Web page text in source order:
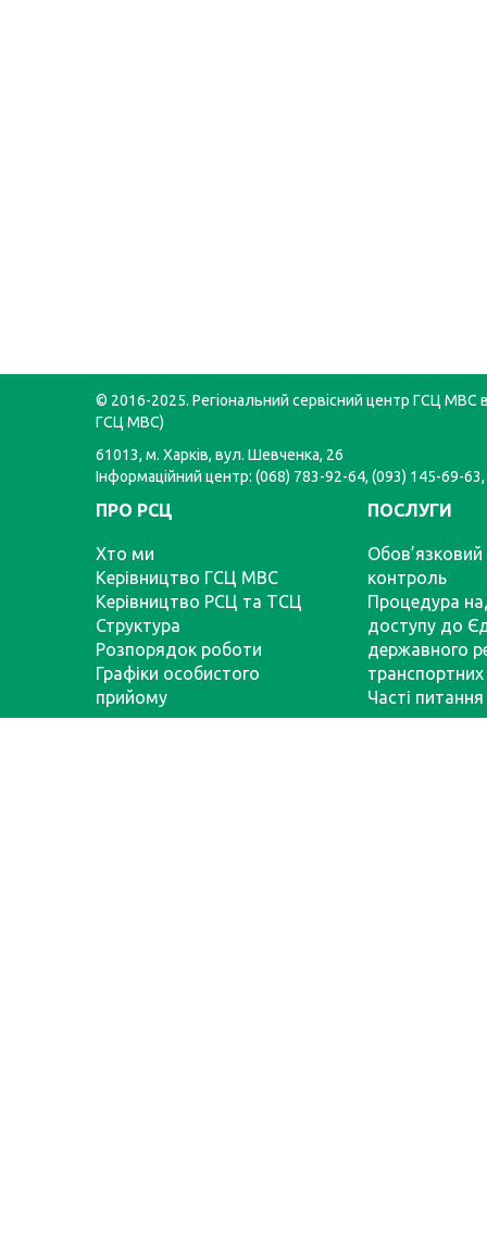
© 2016-2025. Регіональний сервісний центр ГСЦ МВС в
ГСЦ МВС)
61013, м. Харків, вул. Шевченка, 26
Інформаційний центр: (068) 783-92-64, (093) 145-69-
ПРО РСЦ
Хто ми
Керівництво ГСЦ МВС
Керівництво РСЦ та ТСЦ
Структура
Розпорядок роботи
Графіки особистого
прийому
ПОСЛУГИ
Обов’язковий
контроль
Процедура
доступу до
державного
транспортних
Часті питання